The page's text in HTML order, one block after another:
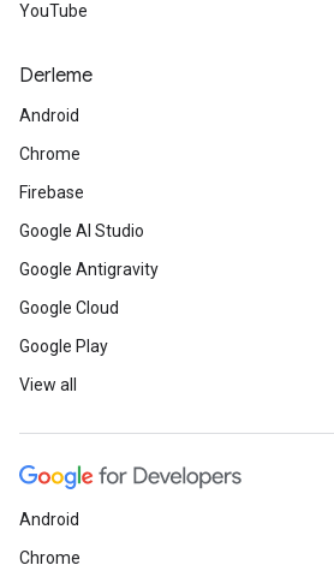
YouTube
Derleme
Android
Chrome
Firebase
Google AI Studio
Google Antigravity
Google Cloud
Google Play
View all
Android
Chrome